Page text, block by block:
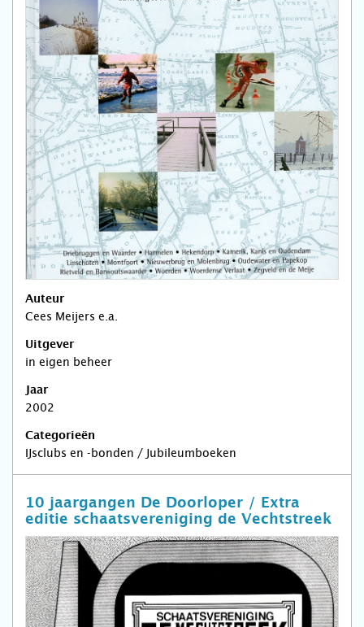
Auteur
Cees Meijers e.a.
Uitgever
in eigen beheer
Jaar
2002
Categorieën
IJsclubs en -bonden / Jubileumboeken
10 jaargangen De Doorloper / Extra
editie schaatsvereniging de Vechtstreek